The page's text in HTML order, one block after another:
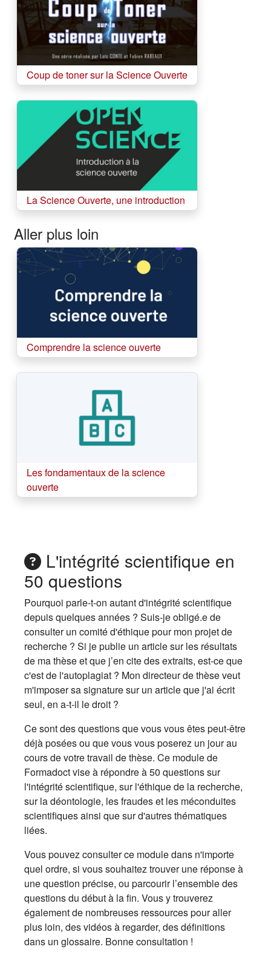
Coup de toner sur la Science Ouverte(s'ouvre dans un
La Science Ouverte, une introduction
Aller plus loin
Comprendre la science ouverte(s'ouvre dans un nouvel
Les fondamentaux de la science
ouverte(s'ouvre dans un nouvel onglet)
L'intégrité scientifique en
50 questions
Pourquoi parle-t-on autant d'intégrité scientifique
depuis quelques années ? Suis-je obligé.e de
consulter un comité d'éthique pour mon projet de
recherche ? Si je publie un article sur les résultats
de ma thèse et que j’en cite des extraits, est-ce que
c'est de l'autoplagiat ? Mon directeur de thèse veut
m'imposer sa signature sur un article que j'ai écrit
seul, en a-t-il le droit ?
Ce sont des questions que vous vous êtes peut-être
déjà posées ou que vous vous poserez un jour au
cours de votre travail de thèse. Ce module de
Formadoct vise à répondre à 50 questions sur
l'intégrité scientifique, sur l'éthique de la recherche,
sur la déontologie, les fraudes et les méconduites
scientifiques ainsi que sur d'autres thématiques
liées.
Vous pouvez consulter ce module dans n'importe
quel ordre, si vous souhaitez trouver une réponse à
une question précise, ou parcourir l’ensemble des
questions du début à la fin. Vous y trouverez
également de nombreuses ressources pour aller
plus loin, des vidéos à regarder, des définitions
dans un glossaire. Bonne consultation !